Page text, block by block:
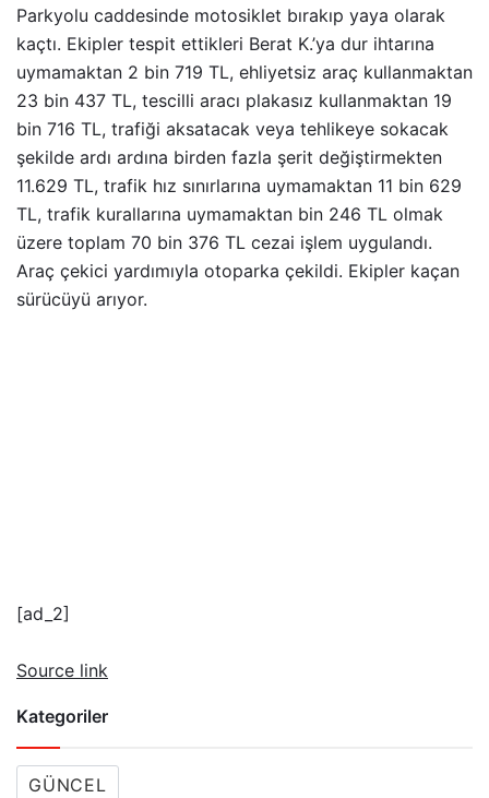
Parkyolu caddesinde motosiklet bırakıp yaya olarak
kaçtı. Ekipler tespit ettikleri Berat K.’ya dur ihtarına
uymamaktan 2 bin 719 TL, ehliyetsiz araç kullanmaktan
23 bin 437 TL, tescilli aracı plakasız kullanmaktan 19
bin 716 TL, trafiği aksatacak veya tehlikeye sokacak
şekilde ardı ardına birden fazla şerit değiştirmekten
11.629 TL, trafik hız sınırlarına uymamaktan 11 bin 629
TL, trafik kurallarına uymamaktan bin 246 TL olmak
üzere toplam 70 bin 376 TL cezai işlem uygulandı.
Araç çekici yardımıyla otoparka çekildi. Ekipler kaçan
sürücüyü arıyor.
[ad_2]
Source link
Kategoriler
GÜNCEL